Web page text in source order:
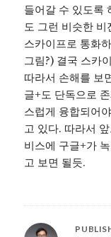
들어갈 수 있도록
도 그런 비슷한 비
스카이프로 통화
그림?) 결국 스카
따라서 손해를 보
글+도 단독으로
스럽게 융합되어
고 있다. 따라서
비스에 구글+가
고 보면 될듯.